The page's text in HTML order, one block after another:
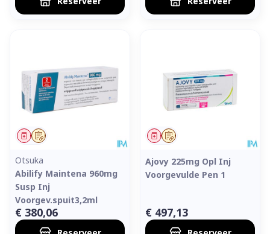
Op voorschrift
Geneesmiddel
Otsuka
Abilify Maintena 960mg
Susp Inj
Voorgev.spuit3,2ml
€ 380,06
Op voorschrift
Geneesmiddel
Ajovy 225mg Opl Inj
Voorgevulde Pen 1
€ 497,13